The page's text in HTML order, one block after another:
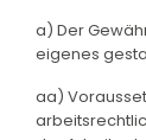
a) Der
eigenes
aa)